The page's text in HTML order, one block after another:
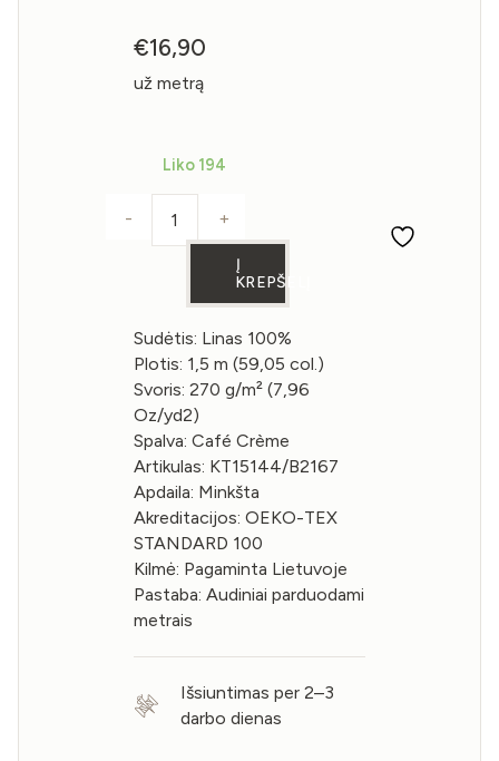
€16,90
už metrą
Liko 194
produkto kiekis: Lininė medžiaga Café
- +
Į
KREPŠELĮ
Sudėtis: Linas 100%
Plotis: 1,5 m (59,05 col.)
Svoris: 270 g/m² (7,96
Oz/yd2)
Spalva: Café Crème
Artikulas: KT15144/B2167
Apdaila: Minkšta
Akreditacijos: OEKO-TEX
STANDARD 100
Kilmė: Pagaminta Lietuvoje
Pastaba: Audiniai parduodami
metrais
Išsiuntimas per 2–3
darbo dienas